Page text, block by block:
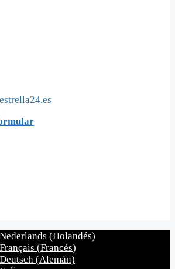
Nederlands (Holandés)
Français (Francés)
Deutsch (Alemán)